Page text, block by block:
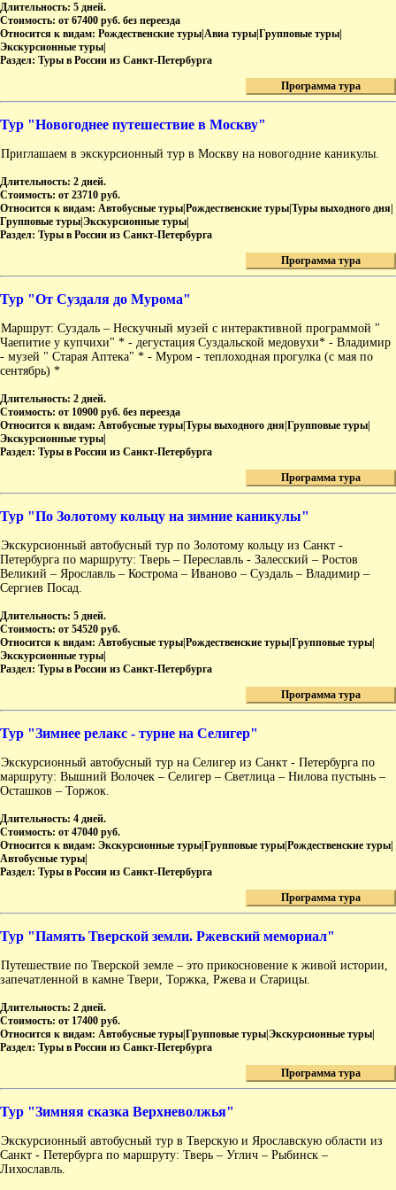
Длительность: 5 дней.
Стоимость: от 67400 руб. без переезда
Относится к видам: Рождественские туры|Авиа туры|Групповые туры|
Экскурсионные туры|
Раздел: Туры в России из Санкт-Петербурга
Программа тура
Тур "Новогоднее путешествие в Москву"
Приглашаем в экскурсионный тур в Москву на новогодние каникулы.
Длительность: 2 дней.
Стоимость: от 23710 руб.
Относится к видам: Автобусные туры|Рождественские туры|Туры выходного дня|
Групповые туры|Экскурсионные туры|
Раздел: Туры в России из Санкт-Петербурга
Программа тура
Тур "От Суздаля до Мурома"
Маршрут: Суздаль – Нескучный музей с интерактивной программой "
Чаепитие у купчихи" * - дегустация Суздальской медовухи* - Владимир
- музей " Старая Аптека" * - Муром - теплоходная прогулка (с мая по
сентябрь) *
Длительность: 2 дней.
Стоимость: от 10900 руб. без переезда
Относится к видам: Автобусные туры|Туры выходного дня|Групповые туры|
Экскурсионные туры|
Раздел: Туры в России из Санкт-Петербурга
Программа тура
Тур "По Золотому кольцу на зимние каникулы"
Экскурсионный автобусный тур по Золотому кольцу из Санкт -
Петербурга по маршруту: Тверь – Переславль - Залесский – Ростов
Великий – Ярославль – Кострома – Иваново – Суздаль – Владимир –
Сергиев Посад.
Длительность: 5 дней.
Стоимость: от 54520 руб.
Относится к видам: Автобусные туры|Рождественские туры|Групповые туры|
Экскурсионные туры|
Раздел: Туры в России из Санкт-Петербурга
Программа тура
Тур "Зимнее релакс - турне на Селигер"
Экскурсионный автобусный тур на Селигер из Санкт - Петербурга по
маршруту: Вышний Волочек – Селигер – Светлица – Нилова пустынь –
Осташков – Торжок.
Длительность: 4 дней.
Стоимость: от 47040 руб.
Относится к видам: Экскурсионные туры|Групповые туры|Рождественские туры|
Автобусные туры|
Раздел: Туры в России из Санкт-Петербурга
Программа тура
Тур "Память Тверской земли. Ржевский мемориал"
Путешествие по Тверской земле – это прикосновение к живой истории,
запечатленной в камне Твери, Торжка, Ржева и Старицы.
Длительность: 2 дней.
Стоимость: от 17400 руб.
Относится к видам: Автобусные туры|Групповые туры|Экскурсионные туры|
Раздел: Туры в России из Санкт-Петербурга
Программа тура
Тур "Зимняя сказка Верхневолжья"
Экскурсионный автобусный тур в Тверскую и Ярославскую области из
Санкт - Петербурга по маршруту: Тверь – Углич – Рыбинск –
Лихославль.